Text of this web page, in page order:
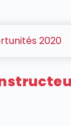
2020